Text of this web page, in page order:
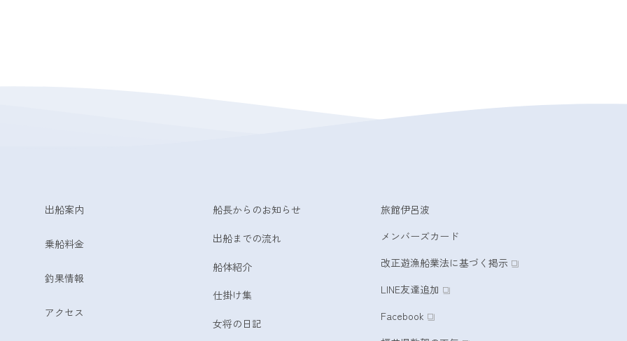
出船案内
乗船料金
釣果情報
アクセス
船長からのお知らせ
出船までの流れ
船体紹介
仕掛け集
女将の日記
旅館伊呂波
メンバーズカード
改正遊漁船業法に基づく掲示
LINE友達追加
Facebook